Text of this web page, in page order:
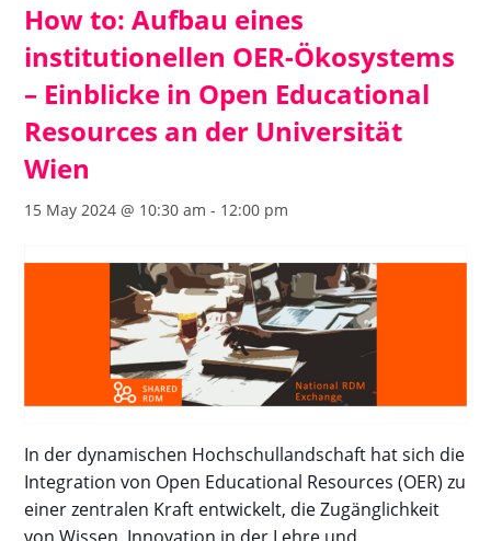
How to: Aufbau eines
institutionellen OER-Ökosystems
– Einblicke in Open Educational
Resources an der Universität
Wien
15 May 2024 @ 10:30 am - 12:00 pm
In der dynamischen Hochschullandschaft hat sich die
Integration von Open Educational Resources (OER) zu
einer zentralen Kraft entwickelt, die Zugänglichkeit